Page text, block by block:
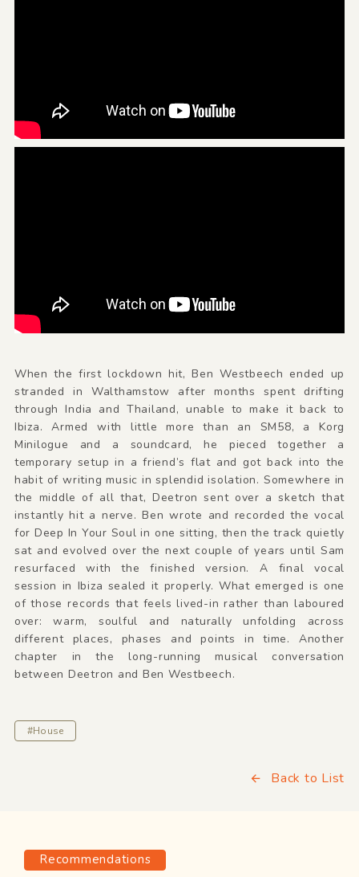
When the first lockdown hit, Ben Westbeech ended up
stranded in Walthamstow after months spent drifting
through India and Thailand, unable to make it back to
Ibiza. Armed with little more than an SM58, a Korg
Minilogue and a soundcard, he pieced together a
temporary setup in a friend’s flat and got back into the
habit of writing music in splendid isolation. Somewhere in
the middle of all that, Deetron sent over a sketch that
instantly hit a nerve. Ben wrote and recorded the vocal
for Deep In Your Soul in one sitting, then the track quietly
sat and evolved over the next couple of years until Sam
resurfaced with the finished version. A final vocal
session in Ibiza sealed it properly. What emerged is one
of those records that feels lived-in rather than laboured
over: warm, soulful and naturally unfolding across
different places, phases and points in time. Another
chapter in the long-running musical conversation
between Deetron and Ben Westbeech.
#House
Back to List
Recommendations